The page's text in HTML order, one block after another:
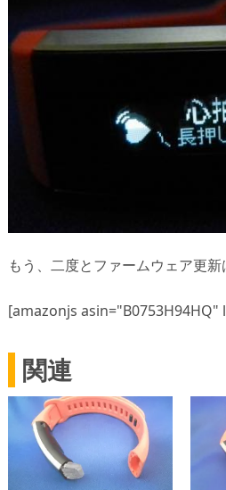
もう、二度とファームウェア更
[amazonjs asin="B0753H94HQ"
関連